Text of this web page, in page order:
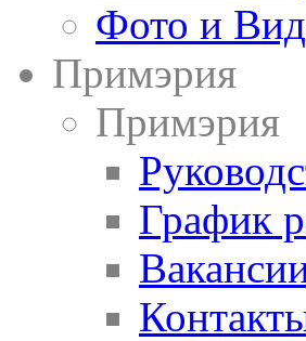
Фото и
Примэрия
Примэрия
График